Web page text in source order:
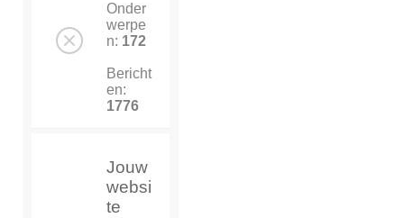
Onder
werpe
n: 172
Bericht
en:
1776
Jouw
websi
te